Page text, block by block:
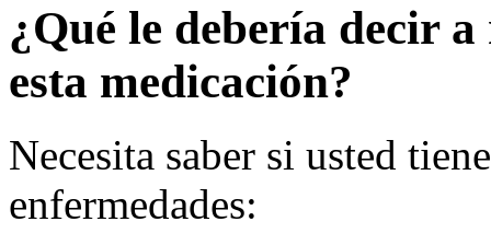
¿Qué le debería decir
esta medicación?
Necesita saber si usted
enfermedades: